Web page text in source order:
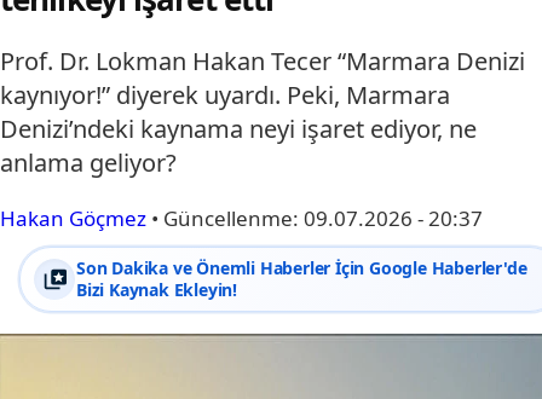
Prof. Dr. Lokman Hakan Tecer “Marmara Denizi
kaynıyor!” diyerek uyardı. Peki, Marmara
Denizi’ndeki kaynama neyi işaret ediyor, ne
anlama geliyor?
Hakan Göçmez • Güncellenme: 09.07.2026 - 20:37
Son Dakika ve Önemli Haberler İçin Google Haberler'de
Bizi Kaynak Ekleyin!